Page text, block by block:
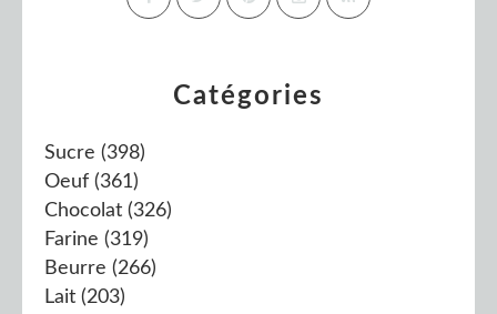
Catégories
Sucre (398)
Oeuf (361)
Chocolat (326)
Farine (319)
Beurre (266)
Lait (203)